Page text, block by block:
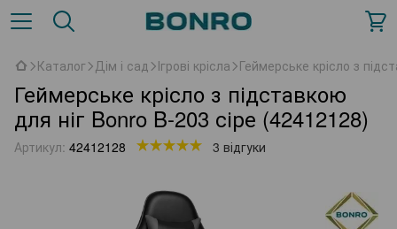
Каталог Дім і сад Ігрові крісла Геймерське крісло з
Геймерське крісло з підставкою
для ніг Bonro B-203 сіре (42412128)
Артикул: 42412128 3 відгуки